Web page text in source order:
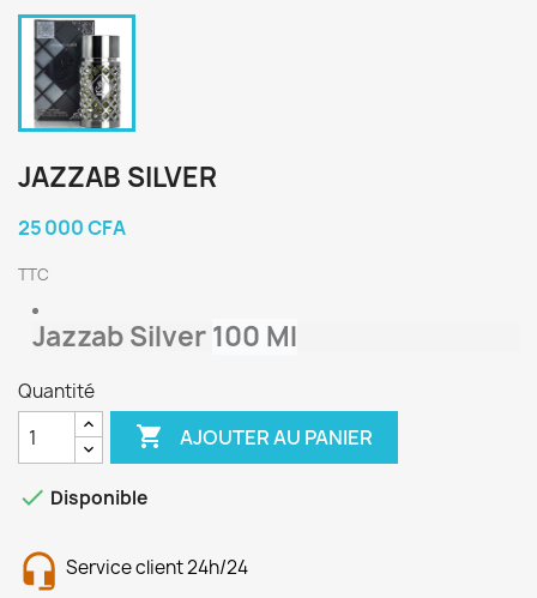
JAZZAB SILVER
25 000 CFA
TTC
Jazzab Silver 100 Ml
Quantité
 AJOUTER AU PANIER
 Disponible
Service client 24h/24